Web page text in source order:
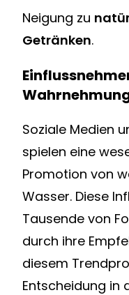
Neigung zu
Getränken.
Soziale Medien
spielen eine
Promotion von
Wasser. Diese
Tausende von
durch ihre
diesem
Entscheidung in